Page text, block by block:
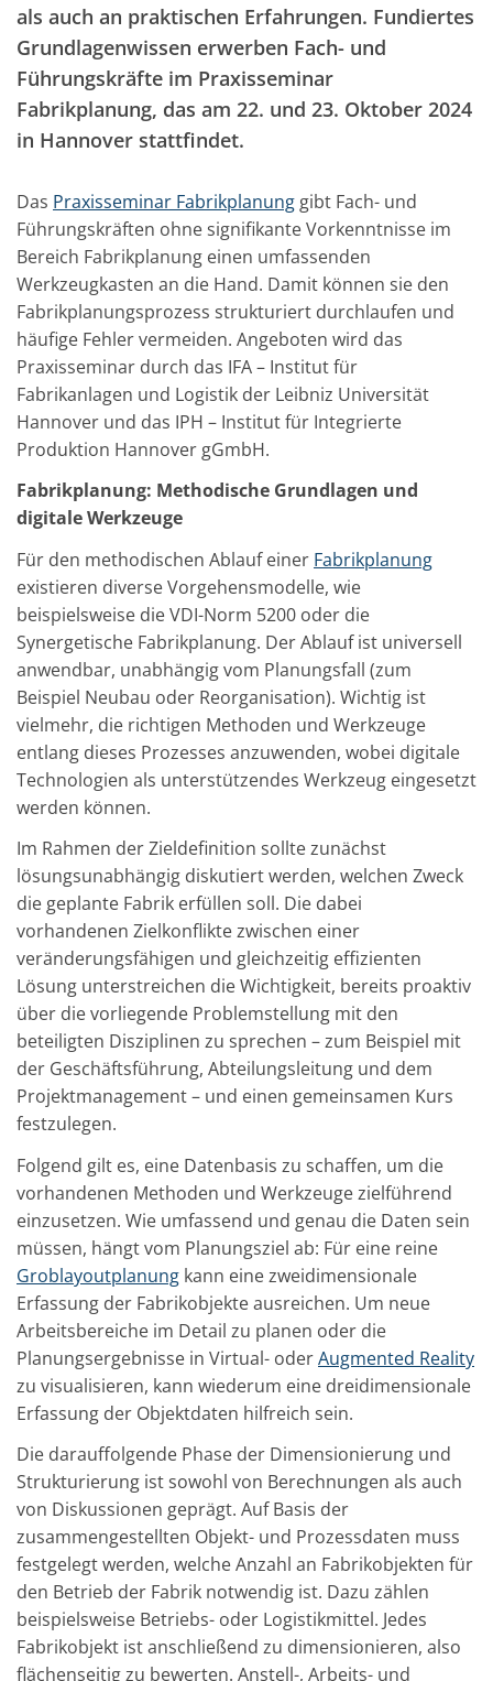
als auch an praktischen Erfahrungen. Fundiertes
Grundlagenwissen erwerben Fach- und
Führungskräfte im Praxisseminar
Fabrikplanung, das am 22. und 23. Oktober 2024
in Hannover stattfindet.
Das Praxisseminar Fabrikplanung gibt Fach- und
Führungskräften ohne signifikante Vorkenntnisse im
Bereich Fabrikplanung einen umfassenden
Werkzeugkasten an die Hand. Damit können sie den
Fabrikplanungsprozess strukturiert durchlaufen und
häufige Fehler vermeiden. Angeboten wird das
Praxisseminar durch das IFA – Institut für
Fabrikanlagen und Logistik der Leibniz Universität
Hannover und das IPH – Institut für Integrierte
Produktion Hannover gGmbH.
Fabrikplanung: Methodische Grundlagen und
digitale Werkzeuge
Für den methodischen Ablauf einer Fabrikplanung
existieren diverse Vorgehensmodelle, wie
beispielsweise die VDI-Norm 5200 oder die
Synergetische Fabrikplanung. Der Ablauf ist universell
anwendbar, unabhängig vom Planungsfall (zum
Beispiel Neubau oder Reorganisation). Wichtig ist
vielmehr, die richtigen Methoden und Werkzeuge
entlang dieses Prozesses anzuwenden, wobei digitale
Technologien als unterstützendes Werkzeug eingesetzt
werden können.
Im Rahmen der Zieldefinition sollte zunächst
lösungsunabhängig diskutiert werden, welchen Zweck
die geplante Fabrik erfüllen soll. Die dabei
vorhandenen Zielkonflikte zwischen einer
veränderungsfähigen und gleichzeitig effizienten
Lösung unterstreichen die Wichtigkeit, bereits proaktiv
über die vorliegende Problemstellung mit den
beteiligten Disziplinen zu sprechen – zum Beispiel mit
der Geschäftsführung, Abteilungsleitung und dem
Projektmanagement – und einen gemeinsamen Kurs
festzulegen.
Folgend gilt es, eine Datenbasis zu schaffen, um die
vorhandenen Methoden und Werkzeuge zielführend
einzusetzen. Wie umfassend und genau die Daten sein
müssen, hängt vom Planungsziel ab: Für eine reine
Groblayoutplanung kann eine zweidimensionale
Erfassung der Fabrikobjekte ausreichen. Um neue
Arbeitsbereiche im Detail zu planen oder die
Planungsergebnisse in Virtual- oderAugmented Reality
zu visualisieren, kann wiederum eine dreidimensionale
Erfassung der Objektdaten hilfreich sein.
Die darauffolgende Phase der Dimensionierung und
Strukturierung ist sowohl von Berechnungen als auch
von Diskussionen geprägt. Auf Basis der
zusammengestellten Objekt- und Prozessdaten muss
festgelegt werden, welche Anzahl an Fabrikobjekten für
den Betrieb der Fabrik notwendig ist. Dazu zählen
beispielsweise Betriebs- oder Logistikmittel. Jedes
Fabrikobjekt ist anschließend zu dimensionieren, also
flächenseitig zu bewerten. Anstell-, Arbeits- und